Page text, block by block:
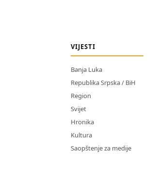
VIJESTI
Banja Luka
Republika Srpska / BiH
Region
Svijet
Hronika
Kultura
Saopštenje za medije